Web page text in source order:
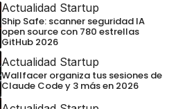
Actualidad Startup
Ship Safe: scanner seguridad IA
open source con 780 estrellas
GitHub 2026
Actualidad Startup
Wallfacer organiza tus sesiones de
Claude Code y 3 más en 2026